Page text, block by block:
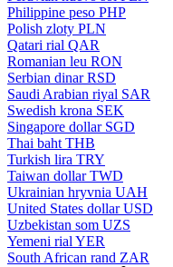
Philippine peso PHP
Polish zloty PLN
Qatari rial QAR
Romanian leu RON
Serbian dinar RSD
Saudi Arabian riyal SAR
Swedish krona SEK
Singapore dollar SGD
Thai baht THB
Turkish lira TRY
Taiwan dollar TWD
Ukrainian hryvnia UAH
United States dollar USD
Uzbekistan som UZS
Yemeni rial YER
South African rand ZAR